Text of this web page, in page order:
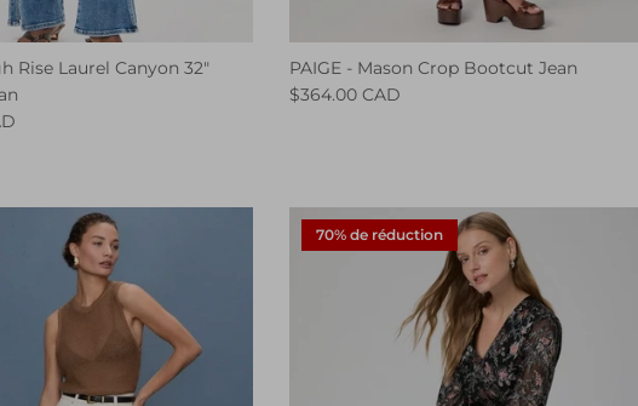
Rise Laurel Canyon 32"
PAIGE - Mason Crop Bootcut Jean
$364.00 CAD
70% de réduction